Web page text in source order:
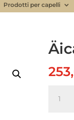
Prodotti per capelli